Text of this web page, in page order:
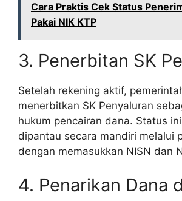
Cara Praktis Cek Status
Pakai NIK KTP
3. Penerbitan SK
Setelah rekening aktif,
menerbitkan SK Penyaluran
hukum pencairan dana. Status
dipantau secara mandiri melalui
dengan memasukkan NISN dan
4. Penarikan Dana